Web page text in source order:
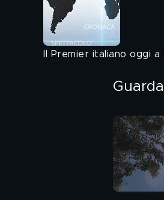
Il Premier italiano oggi